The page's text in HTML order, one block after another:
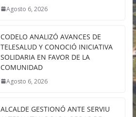
Agosto 6, 2026
CODELO ANALIZÓ AVANCES DE
TELESALUD Y CONOCIÓ INICIATIVA
SOLIDARIA EN FAVOR DE LA
COMUNIDAD
Agosto 6, 2026
ALCALDE GESTIONÓ ANTE SERVIU